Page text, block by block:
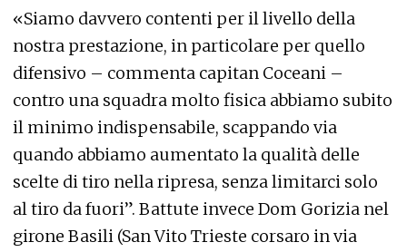
«Siamo davvero contenti per il livello della
nostra prestazione, in particolare per quello
difensivo – commenta capitan Coceani –
contro una squadra molto fisica abbiamo subito
il minimo indispensabile, scappando via
quando abbiamo aumentato la qualità delle
scelte di tiro nella ripresa, senza limitarci solo
al tiro da fuori”. Battute invece Dom Gorizia nel
girone Basili (San Vito Trieste corsaro in via